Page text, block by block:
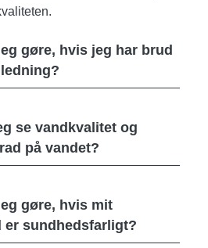
gøre, hvis jeg har brud
se vandkvalitet og
på vandet?
gøre, hvis mit
er sundhedsfarligt?